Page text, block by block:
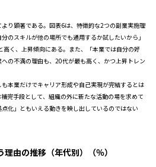
り顕著である。図表6は、特徴的な2つの副業実施理
のスキルが他の場所でも通用するか試したいから」
く、上昇傾向にある。また、「本業では自分の好
の不満の理由も、20代が最も高く、かつ上昇トレン
本業だけでキャリア形成や自己実現が完結するとは
完手段として、組織の外に新たな活動の場を求めて
化」ともいえる動きを映し出しているのではない
理由の推移（年代別）（％）